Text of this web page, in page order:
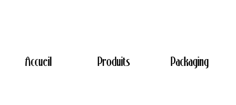
Accueil Produits Packaging